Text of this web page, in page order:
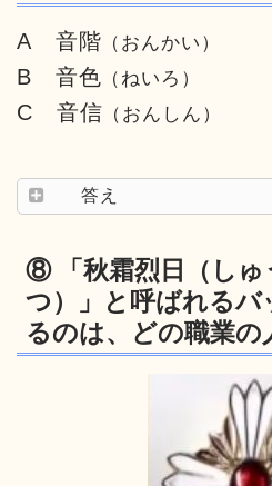
A 音階 （おんかい）
B 音色 （ねいろ）
C 音信 （おんしん）
答え
⑧ 「秋霜烈日（しゅ
つ）」と呼ばれるバ
るのは、どの職業の